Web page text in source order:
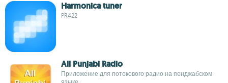
Harmonica tuner
PR422
All Punjabi Radio
Приложение для потокового радио на пенджабском